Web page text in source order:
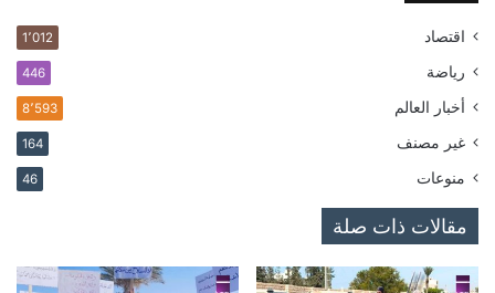
اقتصاد 1٬012
رياضة 446
أخبار العالم 8٬593
غير مصنف 164
منوعات 46
مقالات ذات صلة